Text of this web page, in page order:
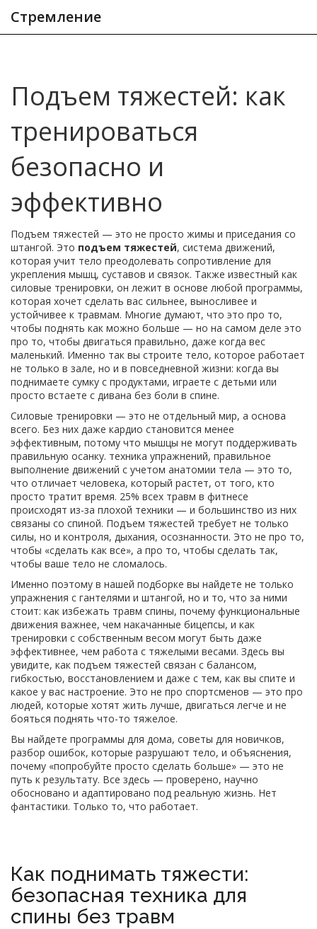
Стремление
Подъем тяжестей: как
тренироваться
безопасно и
эффективно
Подъем тяжестей — это не просто жимы и приседания со
штангой. Это подъем тяжестей, система движений,
которая учит тело преодолевать сопротивление для
укрепления мышц, суставов и связок. Также известный как
силовые тренировки, он лежит в основе любой программы,
которая хочет сделать вас сильнее, выносливее и
устойчивее к травмам. Многие думают, что это про то,
чтобы поднять как можно больше — но на самом деле это
про то, чтобы двигаться правильно, даже когда вес
маленький. Именно так вы строите тело, которое работает
не только в зале, но и в повседневной жизни: когда вы
поднимаете сумку с продуктами, играете с детьми или
просто встаете с дивана без боли в спине.
Силовые тренировки — это не отдельный мир, а основа
всего. Без них даже кардио становится менее
эффективным, потому что мышцы не могут поддерживать
правильную осанку. техника упражнений, правильное
выполнение движений с учетом анатомии тела — это то,
что отличает человека, который растет, от того, кто
просто тратит время. 25% всех травм в фитнесе
происходят из-за плохой техники — и большинство из них
связаны со спиной. Подъем тяжестей требует не только
силы, но и контроля, дыхания, осознанности. Это не про то,
чтобы «сделать как все», а про то, чтобы сделать так,
чтобы ваше тело не сломалось.
Именно поэтому в нашей подборке вы найдете не только
упражнения с гантелями и штангой, но и то, что за ними
стоит: как избежать травм спины, почему функциональные
движения важнее, чем накачанные бицепсы, и как
тренировки с собственным весом могут быть даже
эффективнее, чем работа с тяжелыми весами. Здесь вы
увидите, как подъем тяжестей связан с балансом,
гибкостью, восстановлением и даже с тем, как вы спите и
какое у вас настроение. Это не про спортсменов — это про
людей, которые хотят жить лучше, двигаться легче и не
бояться поднять что-то тяжелое.
Вы найдете программы для дома, советы для новичков,
разбор ошибок, которые разрушают тело, и объяснения,
почему «попробуйте просто сделать больше» — это не
путь к результату. Все здесь — проверено, научно
обосновано и адаптировано под реальную жизнь. Нет
фантастики. Только то, что работает.
Как поднимать тяжести:
безопасная техника для
спины без травм